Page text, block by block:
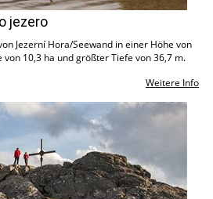
jezero
Jezerní Hora/Seewand in einer Höhe von
von 10,3 ha und größter Tiefe von 36,7 m.
Weitere Info